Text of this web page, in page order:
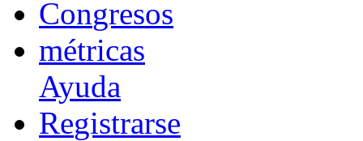
Congresos
métricas
Ayuda
Registrarse